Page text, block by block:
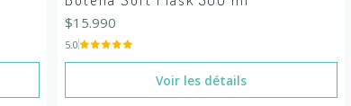
$15.990
5.0
Voir les détails